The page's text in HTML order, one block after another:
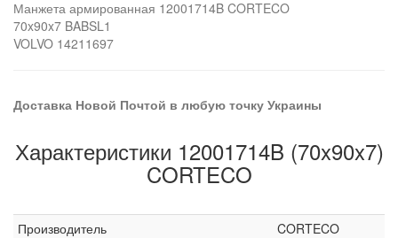
Манжета армированная 12001714B CORTECO
70x90x7 BABSL1
VOLVO 14211697
Доставка Новой Почтой в любую точку Украины
Характеристики 12001714B (70x90x7)
CORTECO
Производитель
CORTECO